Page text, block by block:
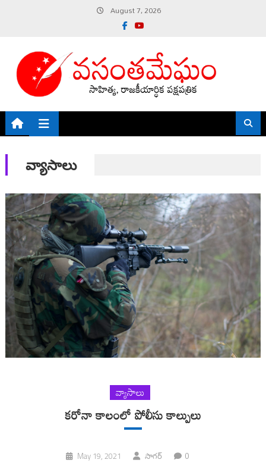
content
August 7, 2026
వ్యాసాలు
వ్యాసాలు
క‌రోనా కాలంలో పోలీసు కాల్పులు
May 19, 2021 సాగర్ 0